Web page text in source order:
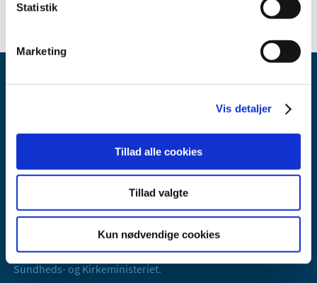
Statistik
Marketing
Vis detaljer
Tillad alle cookies
Tillad valgte
Kun nødvendige cookies
Lægemiddelstyrelsen
Email:dkma@dkma.dk
Lægemiddelstyrelsen er en del af
Sundheds- og Kirkeministeriet.